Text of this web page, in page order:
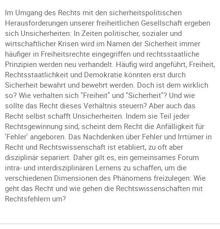
Im Umgang des Rechts mit den sicherheitspolitischen
Herausforderungen unserer freiheitlichen Gesellschaft ergeben
sich Unsicherheiten: In Zeiten politischer, sozialer und
wirtschaftlicher Krisen wird im Namen der Sicherheit immer
häufiger in Freiheitsrechte eingegriffen und rechtsstaatliche
Prinzipien werden neu verhandelt. Häufig wird angeführt, Freiheit,
Rechtsstaatlichkeit und Demokratie könnten erst durch
Sicherheit bewahrt und bewehrt werden. Doch ist dem wirklich
so? Wie verhalten sich "Freiheit" und "Sicherheit"? Und wie
sollte das Recht dieses Verhältnis steuern? Aber auch das
Recht selbst schafft Unsicherheiten. Indem sie Teil jeder
Rechtsgewinnung sind, scheint dem Recht die Anfälligkeit für
'Fehler' angeboren. Das Nachdenken über Fehler und Irrtümer in
Recht und Rechtswissenschaft ist etabliert, zu oft aber
disziplinär separiert. Daher gilt es, ein gemeinsames Forum
intra- und interdisziplinären Lernens zu schaffen, um die
verschiedenen Dimensionen des Phänomens freizulegen: Wie
geht das Recht und wie gehen die Rechtswissenschaften mit
Rechtsfehlern um?